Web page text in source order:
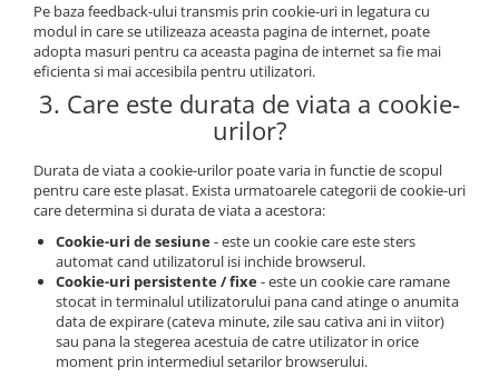
Pe baza feedback-ului transmis prin cookie-uri in legatura cu
modul in care se utilizeaza aceasta pagina de internet, poate
adopta masuri pentru ca aceasta pagina de internet sa fie mai
eficienta si mai accesibila pentru utilizatori.
3. Care este durata de viata a cookie-
urilor?
Durata de viata a cookie-urilor poate varia in functie de scopul
pentru care este plasat. Exista urmatoarele categorii de cookie-uri
care determina si durata de viata a acestora:
Cookie-uri de sesiune- este un cookie care este sters
automat cand utilizatorul isi inchide browserul.
Cookie-uri persistente / fixe- este un cookie care ramane
stocat in terminalul utilizatorului pana cand atinge o anumita
data de expirare (cateva minute, zile sau cativa ani in viitor)
sau pana la stegerea acestuia de catre utilizator in orice
moment prin intermediul setarilor browserului.